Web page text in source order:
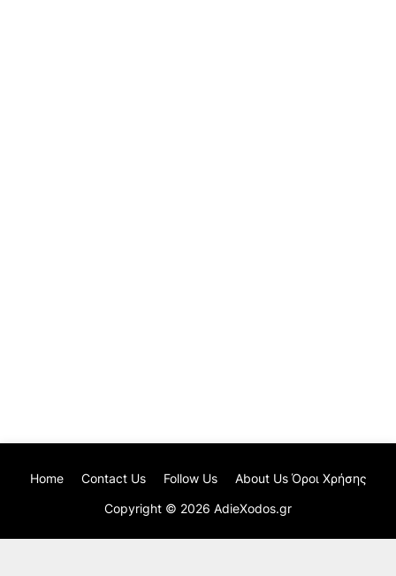
Copyright © 2026 AdieXodos.gr
Home Contact Us Follow Us About Us Όροι Χρήσης